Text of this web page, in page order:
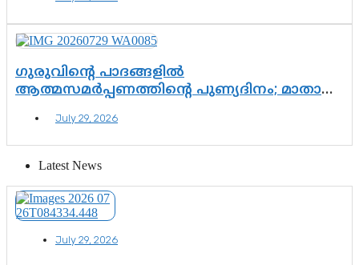
പോരാട്ടം
ഗുരുവിന്റെ പാദങ്ങളിൽ
ആത്മസമർപ്പണത്തിന്റെ പുണ്യദിനം; മാതാ
ഗുരുപൂർണിമ ആഘോഷം
July 29, 2026
Latest News
July 29, 2026